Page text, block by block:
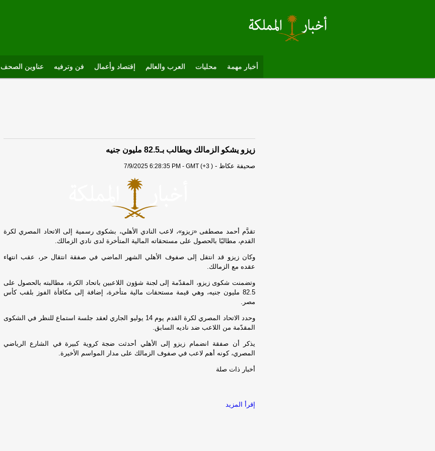
أخبار مهمة محليات العرب والعالم إقتصاد وأعمال فن وترفيه عناوين الصحف
زيزو يشكو الزمالك ويطالب بـ82.5 مليون جنيه
صحيفة عكاظ -
7/9/2025 6:28:35 PM - GMT (+3 )
تقدَّم أحمد مصطفى «زيزو»، لاعب النادي الأهلي، بشكوى رسمية إلى الاتحاد المصري لكرة
القدم، مطالبًا بالحصول على مستحقاته المالية المتأخرة لدى نادي الزمالك.
وكان زيزو قد انتقل إلى صفوف الأهلي الشهر الماضي في صفقة انتقال حر، عقب انتهاء
عقده مع الزمالك.
وتضمنت شكوى زيزو، المقدّمة إلى لجنة شؤون اللاعبين باتحاد الكرة، مطالبته بالحصول على
82.5 مليون جنيه، وهي قيمة مستحقات مالية متأخرة، إضافة إلى مكافأة الفوز بلقب كأس
مصر.
وحدد الاتحاد المصري لكرة القدم يوم 14 يوليو الجاري لعقد جلسة استماع للنظر في الشكوى
المقدّمة من اللاعب ضد ناديه السابق.
يذكر أن صفقة انضمام زيزو إلى الأهلي أحدثت ضجة كروية كبيرة في الشارع الرياضي
المصري، كونه أهم لاعب في صفوف الزمالك على مدار المواسم الأخيرة.
أخبار ذات صلة
إقرأ المزيد